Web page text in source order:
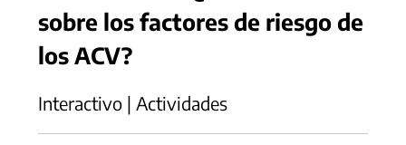
sobre los factores de riesgo de
los ACV?
Interactivo | Actividades